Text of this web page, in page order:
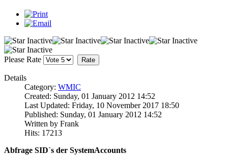
Please Rate
Details
Category: WMIC
Created: Sunday, 01 January 2012 14:52
Last Updated: Friday, 10 November 2017 18:50
Published: Sunday, 01 January 2012 14:52
Written by Frank
Hits: 17213
Abfrage SID`s der SystemAccounts